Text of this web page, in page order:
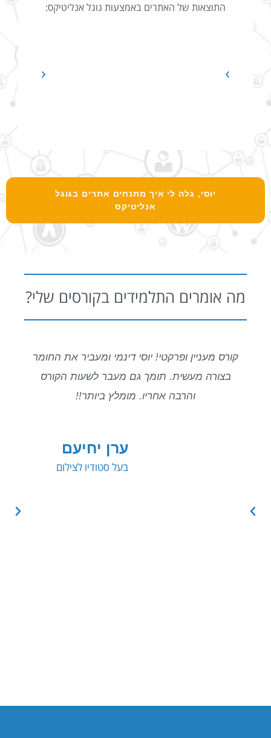
התוצאות של האתרים באמצעות גוגל אנליטיקס:
יוסי, גלה לי איך מתנחים אתרים בגוגל
אנליטיקס
מה אומרים התלמידים בקורסים שלי?
קורס מעניין ופרקטי! יוסי דינמי ומעביר את החומר
בצורה מעשית. תומך גם מעבר לשעות הקורס
והרבה אחריו. מומלץ ביותר!!
ערן יחיעם
בעל סטודיו לצילום